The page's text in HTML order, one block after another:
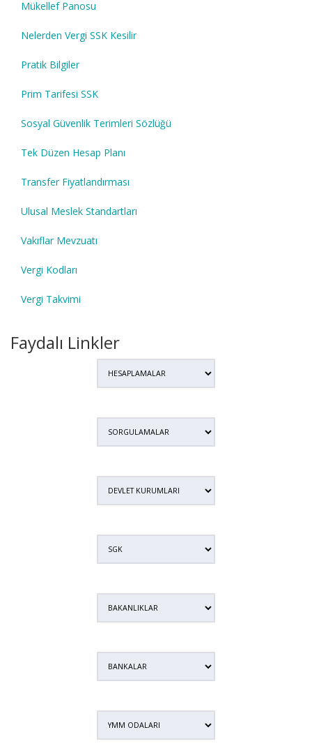
Mükellef Panosu
Nelerden Vergi SSK Kesilir
Pratik Bilgiler
Prim Tarifesi SSK
Sosyal Güvenlik Terimleri Sözlüğü
Tek Düzen Hesap Planı
Transfer Fiyatlandırması
Ulusal Meslek Standartları
Vakıflar Mevzuatı
Vergi Kodları
Vergi Takvimi
Faydalı Linkler